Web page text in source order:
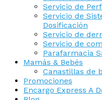
Servicio de
Servicio de
Dosificación
Servicio de
Servicio de
Parafarmacia
Mamás & Bebés
Canastillas de
Promociones
Encargo Express A